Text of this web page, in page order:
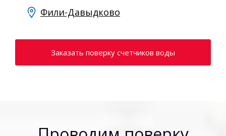
Фили-Давыдково
Заказать поверку счетчиков воды